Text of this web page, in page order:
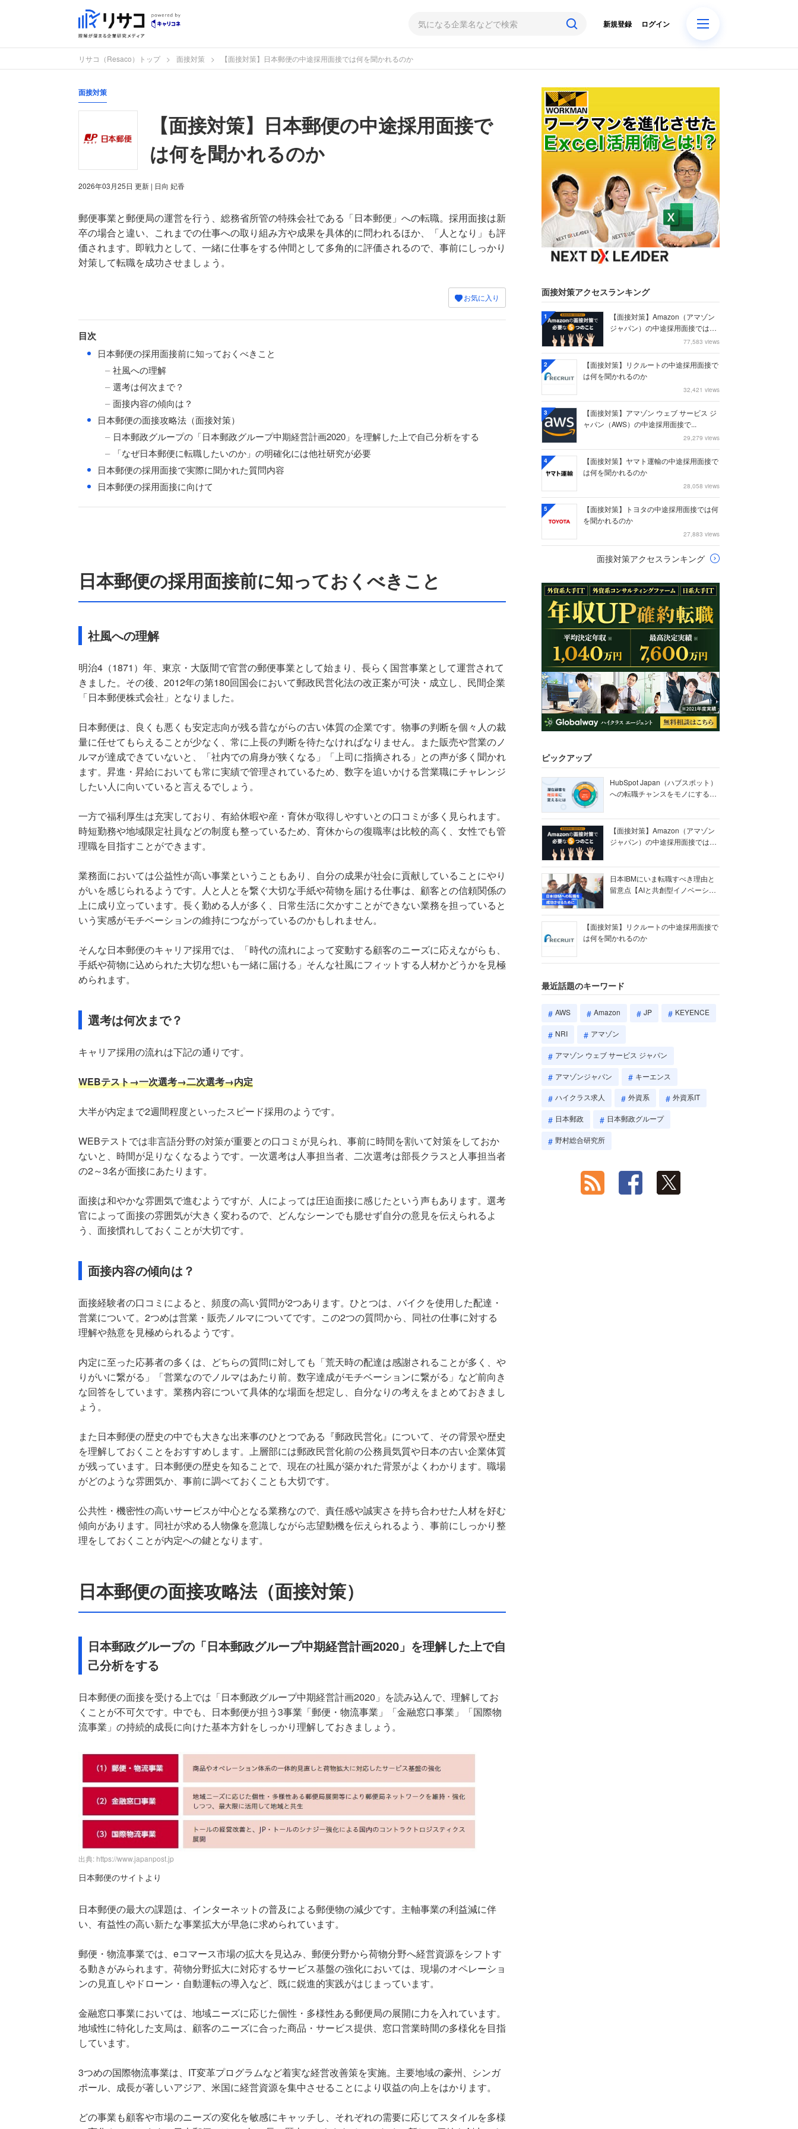
ログイン
新規登録
リサコ（Resaco）トップ 面接対策 【面接対策】日本郵便の中途採用面接では何を聞かれるのか
面接対策
【面接対策】日本郵便の中途採用面接で
は何を聞かれるのか
2026年03月25日 更新 | 日向 妃香
郵便事業と郵便局の運営を行う、総務省所管の特殊会社である「日本郵便」への転職。採用面接は新
卒の場合と違い、これまでの仕事への取り組み方や成果を具体的に問われるほか、「人となり」も評
価されます。即戦力として、一緒に仕事をする仲間として多角的に評価されるので、事前にしっかり
対策して転職を成功させましょう。
お気に入り
目次
●
日本郵便の採用面接前に知っておくべきこと
社風への理解
選考は何次まで？
面接内容の傾向は？
●
日本郵便の面接攻略法（面接対策）
日本郵政グループの「日本郵政グループ中期経営計画2020」を理解した上で自己分析をする
「なぜ日本郵便に転職したいのか」の明確化には他社研究が必要
●
日本郵便の採用面接で実際に聞かれた質問内容
●
日本郵便の採用面接に向けて
日本郵便の採用面接前に知っておくべきこと
社風への理解
明治4（1871）年、東京・大阪間で官営の郵便事業として始まり、長らく国営事業として運営されて
きました。その後、2012年の第180回国会において郵政民営化法の改正案が可決・成立し、民間企業
「日本郵便株式会社」となりました。
日本郵便は、良くも悪くも安定志向が残る昔ながらの古い体質の企業です。物事の判断を個々人の裁
量に任せてもらえることが少なく、常に上長の判断を待たなければなりません。また販売や営業のノ
ルマが達成できていないと、「社内での肩身が狭くなる」「上司に指摘される」との声が多く聞かれ
ます。昇進・昇給においても常に実績で管理されているため、数字を追いかける営業職にチャレンジ
したい人に向いていると言えるでしょう。
一方で福利厚生は充実しており、有給休暇や産・育休が取得しやすいとの口コミが多く見られます。
時短勤務や地域限定社員などの制度も整っているため、育休からの復職率は比較的高く、女性でも管
理職を目指すことができます。
業務面においては公益性が高い事業ということもあり、自分の成果が社会に貢献していることにやり
がいを感じられるようです。人と人とを繋ぐ大切な手紙や荷物を届ける仕事は、顧客との信頼関係の
上に成り立っています。長く勤める人が多く、日常生活に欠かすことができない業務を担っていると
いう実感がモチベーションの維持につながっているのかもしれません。
そんな日本郵便のキャリア採用では、「時代の流れによって変動する顧客のニーズに応えながらも、
手紙や荷物に込められた大切な想いも一緒に届ける」そんな社風にフィットする人材かどうかを見極
められます。
選考は何次まで？
キャリア採用の流れは下記の通りです。
WEBテスト→一次選考→二次選考→内定
大半が内定まで2週間程度といったスピード採用のようです。
WEBテストでは非言語分野の対策が重要との口コミが見られ、事前に時間を割いて対策をしておか
ないと、時間が足りなくなるようです。一次選考は人事担当者、二次選考は部長クラスと人事担当者
の2～3名が面接にあたります。
面接は和やかな雰囲気で進むようですが、人によっては圧迫面接に感じたという声もあります。選考
官によって面接の雰囲気が大きく変わるので、どんなシーンでも臆せず自分の意見を伝えられるよ
う、面接慣れしておくことが大切です。
面接内容の傾向は？
面接経験者の口コミによると、頻度の高い質問が2つあります。ひとつは、バイクを使用した配達・
営業について。2つめは営業・販売ノルマについてです。この2つの質問から、同社の仕事に対する
理解や熱意を見極められるようです。
内定に至った応募者の多くは、どちらの質問に対しても「荒天時の配達は感謝されることが多く、や
りがいに繋がる」「営業なのでノルマはあたり前。数字達成がモチベーションに繋がる」など前向き
な回答をしています。業務内容について具体的な場面を想定し、自分なりの考えをまとめておきまし
ょう。
また日本郵便の歴史の中でも大きな出来事のひとつである『郵政民営化』について、その背景や歴史
を理解しておくことをおすすめします。上層部には郵政民営化前の公務員気質や日本の古い企業体質
が残っています。日本郵便の歴史を知ることで、現在の社風が築かれた背景がよくわかります。職場
がどのような雰囲気か、事前に調べておくことも大切です。
公共性・機密性の高いサービスが中心となる業務なので、責任感や誠実さを持ち合わせた人材を好む
傾向があります。同社が求める人物像を意識しながら志望動機を伝えられるよう、事前にしっかり整
理をしておくことが内定への鍵となります。
日本郵便の面接攻略法（面接対策）
日本郵政グループの「日本郵政グループ中期経営計画2020」を理解した上で自
己分析をする
日本郵便の面接を受ける上では「日本郵政グループ中期経営計画2020」を読み込んで、理解してお
くことが不可欠です。中でも、日本郵便が担う3事業「郵便・物流事業」「金融窓口事業」「国際物
流事業」の持続的成長に向けた基本方針をしっかり理解しておきましょう。
出典: https://www.japanpost.jp
日本郵便のサイトより
日本郵便の最大の課題は、インターネットの普及による郵便物の減少です。主軸事業の利益減に伴
い、有益性の高い新たな事業拡大が早急に求められています。
郵便・物流事業では、eコマース市場の拡大を見込み、郵便分野から荷物分野へ経営資源をシフトす
る動きがみられます。荷物分野拡大に対応するサービス基盤の強化においては、現場のオペレーショ
ンの見直しやドローン・自動運転の導入など、既に鋭進的実践がはじまっています。
金融窓口事業においては、地域ニーズに応じた個性・多様性ある郵便局の展開に力を入れています。
地域性に特化した支局は、顧客のニーズに合った商品・サービス提供、窓口営業時間の多様化を目指
しています。
3つめの国際物流事業は、IT変革プログラムなど着実な経営改善策を実施。主要地域の豪州、シンガ
ポール、成長が著しいアジア、米国に経営資源を集中させることにより収益の向上をはかります。
どの事業も顧客や市場のニーズの変化を敏感にキャッチし、それぞれの需要に応じてスタイルを多様
面接対策アクセスランキング
1
【面接対策】Amazon（アマゾン
ジャパン）の中途採用面接では何
77,583 views
2
【面接対策】リクルートの中途採用面接で
は何を聞かれるのか
32,421 views
3
【面接対策】アマゾン ウェブ サービス ジ
ャパン（AWS）の中途採用面接で...
29,279 views
4
【面接対策】ヤマト運輸の中途採用面接で
は何を聞かれるのか
28,058 views
5
【面接対策】トヨタの中途採用面接では何
を聞かれるのか
27,883 views
面接対策アクセスランキング
ピックアップ
HubSpot Japan（ハブスポット）
への転職チャンスをモノにする
【面接対策】Amazon（アマゾン
ジャパン）の中途採用面接では何
日本IBMにいま転職すべき理由と
留意点【AIと共創型イノベーショ
【面接対策】リクルートの中途採用面接で
は何を聞かれるのか
最近話題のキーワード
AWS Amazon JP KEYENCE
NRI アマゾン
アマゾン ウェブ サービス ジャパン
アマゾンジャパン キーエンス
ハイクラス求人 外資系 外資系IT
日本郵政 日本郵政グループ
野村総合研究所